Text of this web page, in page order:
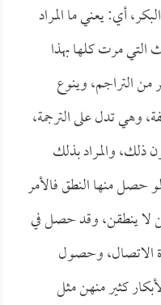
أي: يعني ما المراد
مرت كلها بهذا
من التراجم، وينوع
وهي تدل على الترجمة،
ذلك، والمراد بذلك
منها النطق فالأمر
لا ينطقن، وقد حصل في
الاتصال، وحصول
كثير منهن مثل